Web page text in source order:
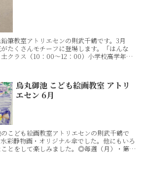
筆教室アトリエセンの則武千鶴です。3月
たくさんモチーフに登場します。「はんな
クラス（10：00〜12：00）小学校高学年以
烏丸御池 こども絵画教室 アトリ
エセン 6月
こども絵画教室アトリエセンの則武千鶴で
彩静物画・オリジナル傘でした。他にもいろ
とをして楽しみました。◎毎週（月）・第